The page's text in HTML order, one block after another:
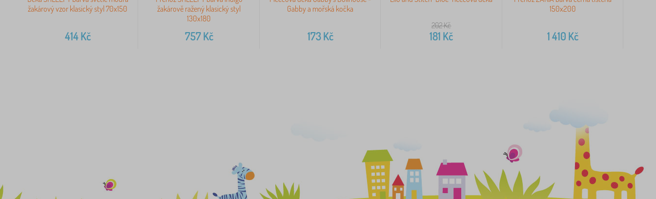
žakárový vzor klasický styl 70x150
414Kč
žakárově ražený klasický styl
130x180
757Kč
Gabby a mořská kočka
173Kč
202Kč
181 Kč
150x200
1 410 Kč